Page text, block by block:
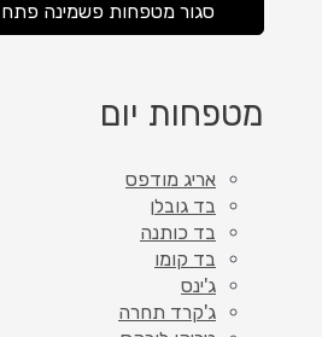
סגור מטפחות פשמינה פתח
מטפחות יום
אריג מודפס
בד גובלן
בד כותנה
בד קומו
ג'ינס
ג'קרד תחרה